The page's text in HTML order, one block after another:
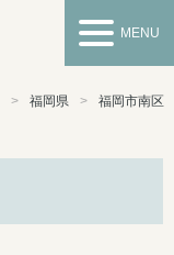
MENU
福岡県 福岡市南区